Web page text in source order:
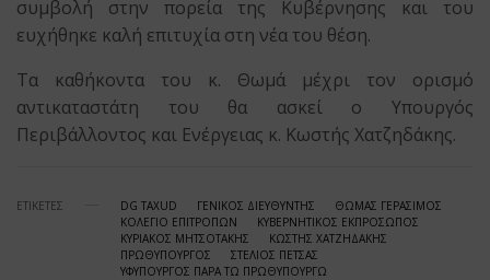
συμβολή στην πορεία της Κυβέρνησης και του
ευχήθηκε καλή επιτυχία στη νέα του θέση.
Τα καθήκοντα του κ. Θωμά μέχρι τον ορισμό
αντικαταστάτη του θα ασκεί ο Υπουργός
Περιβάλλοντος και Ενέργειας κ. Κωστής Χατζηδάκης.
ΕΤΙΚΕΤΕΣ DG TAXUD ΓΕΝΙΚΟΣ ΔΙΕΥΘΥΝΤΗΣ
ΘΩΜΑΣ ΓΕΡΑΣΙΜΟΣ
ΚΟΛΕΓΙΟ ΕΠΙΤΡΟΠΩΝ
ΚΥΒΕΡΝΗΤΙΚΟΣ ΕΚΠΡΟΣΩΠΟΣ
ΚΥΡΙΑΚΟΣ ΜΗΤΣΟΤΑΚΗΣ
ΚΩΣΤΗΣ ΧΑΤΖΗΔΑΚΗΣ
ΠΡΩΘΥΠΟΥΡΓΟΣ
ΣΤΕΛΙΟΣ ΠΕΤΣΑΣ
ΥΦΥΠΟΥΡΓΟΣ ΠΑΡΑ ΤΩ ΠΡΩΘΥΠΟΥΡΓΩ